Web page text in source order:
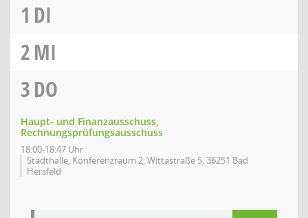
1 DI
2MI
3DO
Haupt- und Finanzausschuss,
Rechnungsprüfungsausschuss
18:00-18:47 Uhr
Stadthalle, Konferenzraum 2, Wittastraße 5, 36251 Bad
Hersfeld